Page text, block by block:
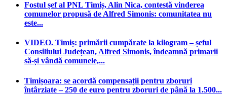
Fostul șef al PNL Timiș, Alin Nica, contestă vinderea
comunelor propusă de Alfred Simonis: comunitatea nu
este...
VIDEO. Timiș: primării cumpărate la kilogram – șeful
Consiliului Județean, Alfred Simonis, îndeamnă primarii
să-și vândă comunele,...
Timișoara: se acordă compensații pentru zboruri
întârziate – 250 de euro pentru zboruri de până la 1.500...